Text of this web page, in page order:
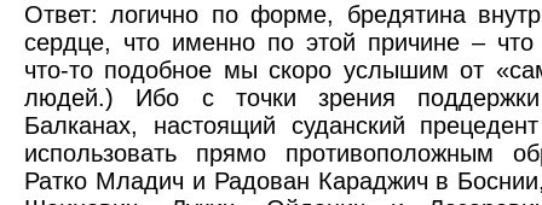
Ответ: логично по форме, бредятина
сердце, что именно по этой причине – что
что-то подобное мы скоро услышим от
людей.) Ибо с точки зрения
Балканах, настоящий суданский
использовать прямо противоположным
Ратко Младич и Радован Караджич в